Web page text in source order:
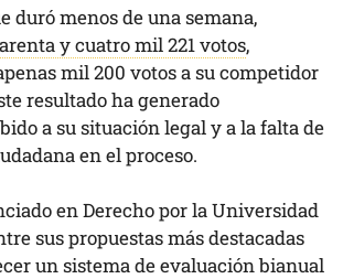
duró menos de una semana,
y cuatro mil 221 votos,
mil 200 votos a su competidor
resultado ha generado
a su situación legal y a la falta de
en el proceso.
en Derecho por la Universidad
sus propuestas más destacadas
un sistema de evaluación bianual